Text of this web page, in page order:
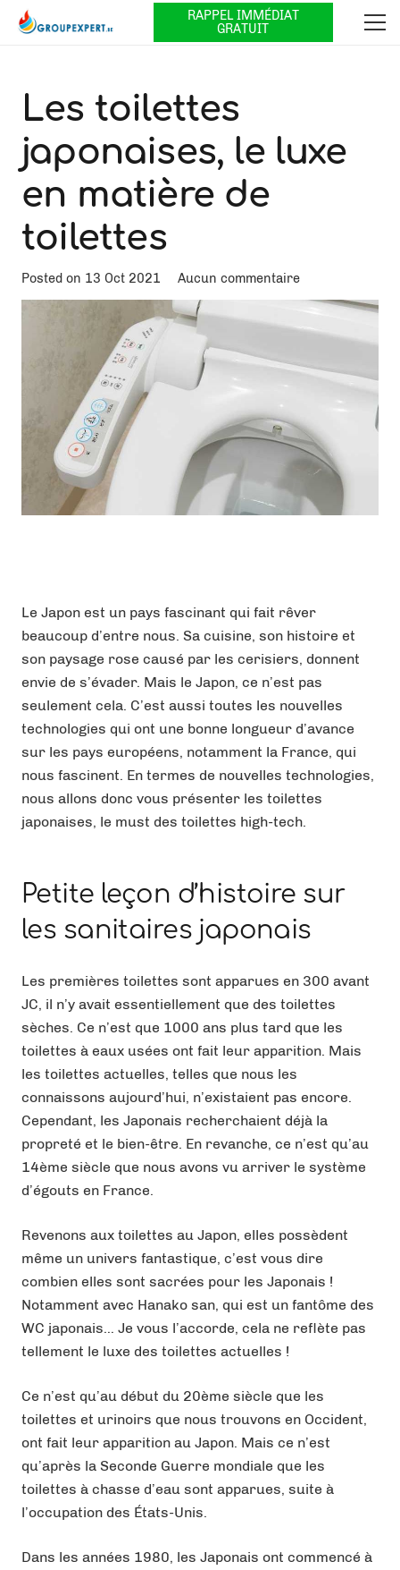
RAPPEL IMMÉDIAT
GRATUIT
Les toilettes
japonaises, le luxe
en matière de
toilettes
Posted on 13 Oct 2021 Aucun commentaire
Le Japon est un pays fascinant qui fait rêver
beaucoup d’entre nous. Sa cuisine, son histoire et
son paysage rose causé par les cerisiers, donnent
envie de s’évader. Mais le Japon, ce n’est pas
seulement cela. C’est aussi toutes les nouvelles
technologies qui ont une bonne longueur d’avance
sur les pays européens, notamment la France, qui
nous fascinent. En termes de nouvelles technologies,
nous allons donc vous présenter les toilettes
japonaises, le must des toilettes high-tech.
Petite leçon d’histoire sur
les sanitaires japonais
Les premières toilettes sont apparues en 300 avant
JC, il n’y avait essentiellement que des toilettes
sèches. Ce n’est que 1000 ans plus tard que les
toilettes à eaux usées ont fait leur apparition. Mais
les toilettes actuelles, telles que nous les
connaissons aujourd’hui, n’existaient pas encore.
Cependant, les Japonais recherchaient déjà la
propreté et le bien-être. En revanche, ce n’est qu’au
14ème siècle que nous avons vu arriver le système
d’égouts en France.
Revenons aux toilettes au Japon, elles possèdent
même un univers fantastique, c’est vous dire
combien elles sont sacrées pour les Japonais !
Notamment avec Hanako san, qui est un fantôme des
WC japonais… Je vous l’accorde, cela ne reflète pas
tellement le luxe des toilettes actuelles !
Ce n’est qu’au début du 20ème siècle que les
toilettes et urinoirs que nous trouvons en Occident,
ont fait leur apparition au Japon. Mais ce n’est
qu’après la Seconde Guerre mondiale que les
toilettes à chasse d’eau sont apparues, suite à
l’occupation des États-Unis.
Dans les années 1980, les Japonais ont commencé à